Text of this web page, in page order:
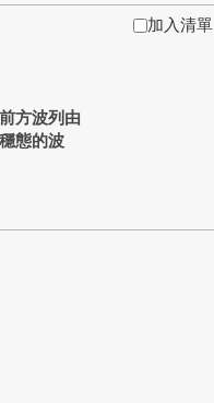
方波列由
態的波
加入清單